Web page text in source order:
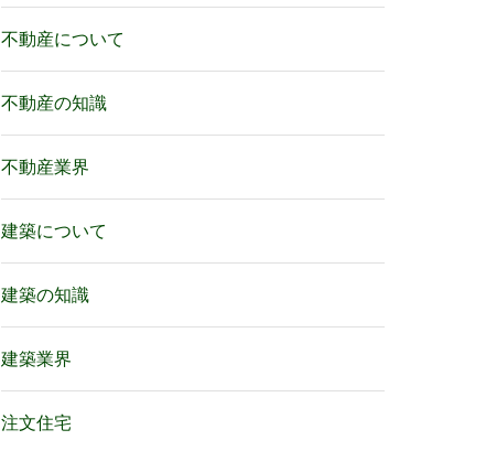
不動産について
不動産の知識
不動産業界
建築について
建築の知識
建築業界
注文住宅